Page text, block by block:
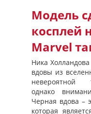
Модель
косплей
Marvel
Ника
вдовы из
невероятной
однако
Черная вдова –
которая